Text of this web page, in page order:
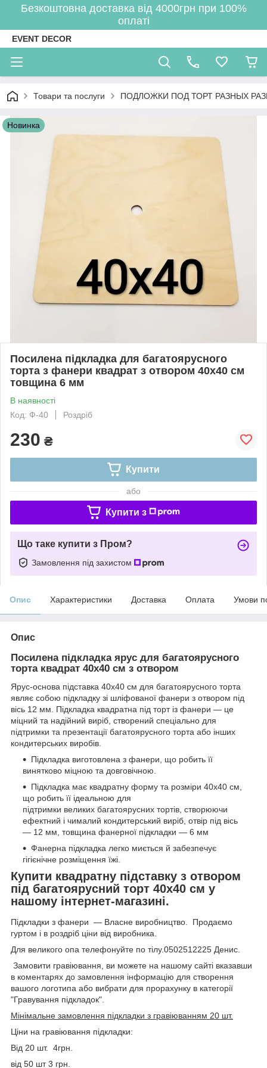
Безкоштовна доставка від 4000грн при 100%
оплаті
EVENT DECOR
Товари та послуги ПОДЛОЖКИ ПОД ТОРТ РАЗНЫХ
Новинка
Посилена підкладка для багатоярусного
торта з фанери квадрат з отвором 40х40 см
товщина 6 мм
В наявності
Код: Ф-40
Роздріб
230 ₴
Купити
або
Купити з
Що таке купити з Пром?
Замовлення під захистом
Опис Характеристики Доставка Оплата Умови
Опис
Посилена підкладка ярус для багатоярусного
торта квадрат 40х40 см з отвором
Ярус-основа підставка 40х40 см для багатоярусного торта
являє собою підкладку зі шліфованої фанери з отвором під
вісь 12 мм. Підкладка квадратна під торт із фанери — це
міцний та надійний виріб, створений спеціально для
підтримки та презентації багатоярусного торта або інших
кондитерських виробів.
Підкладка виготовлена з фанери, що робить її
винятково міцною та довговічною.
Підкладка має квадратну форму та розміри 40х40 см,
що робить її ідеальною для
підтримки великих багатоярусних тортів, створюючи
ефектний і чималий кондитерський виріб, отвір під вісь
— 12 мм, товщина фанерної підкладки — 6 мм
Фанерна підкладка легко миється й забезпечує
гігієнічне розміщення їжі.
Купити квадратну підставку з отвором
під багатоярусний торт 40х40 см у
нашому інтернет-магазині.
Підкладки з фанери — Власне виробництво. Продаємо
гуртом і в роздріб ціни від виробника.
Для великого опа телефонуйте по тілу.0502512225 Денис.
Замовити гравіювання, ви можете на нашому сайті вказавши
в коментарях до замовлення інформацію для створення
вашого логотипа або вибрати для прорахунку в категорії
"Гравування підкладок".
Мінімальне замовлення підкладки з гравіюванням 20 шт.
Ціни на гравіювання підкладки:
Від 20 шт. 4грн.
від 50 шт 3 грн.